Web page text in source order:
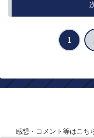
1
感想・コメント等はこち